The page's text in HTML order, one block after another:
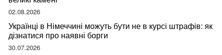
02.08.2026
Українці в Німеччині можуть бути не в курсі штрафів: як
дізнатися про наявні борги
30.07.2026